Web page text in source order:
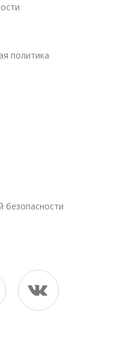
политика
безопасности